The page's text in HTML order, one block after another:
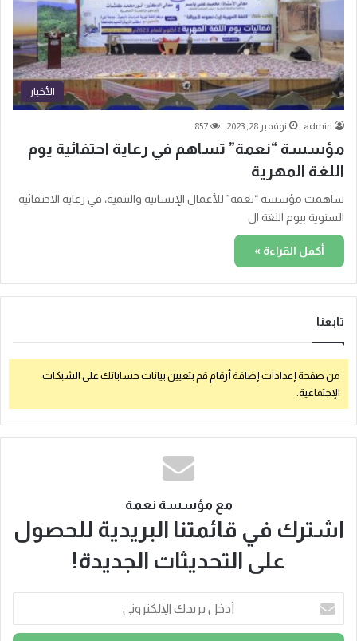
الأخبار
admin نوفمبر 28, 2023 857
مؤسسة “نعمة” تساهم في رعاية احتفائية يوم
اللغة المهرية
ساهمت مؤسسة “نعمة” للأعمال الإنسانية والتنمية، في رعاية الاحتفائية
السنوية بيوم اللغة ال
أكمل القراءة »
تابعنا
من صفحة إعدادات إضافة أرقام قم بتعيين بيانات حساباتك على الشبكات
الإجتماعية.
مع مؤسسة نعمة
اشترك في قائمتنا البريدية للحصول
على التحديثات الجديدة!
خ